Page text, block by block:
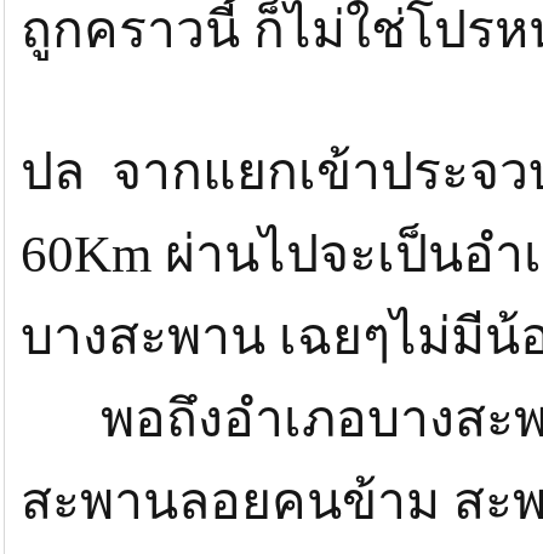
ถูกคราวนี้ ก็ไม่ใช่โปร
ปล จากแยกเข้าประจ
60Km ผ่านไปจะเป็นอ
บางสะพาน เฉยๆไม่มี
พอถึงอำเภอบางสะ
สะพานลอยคนข้าม สะ